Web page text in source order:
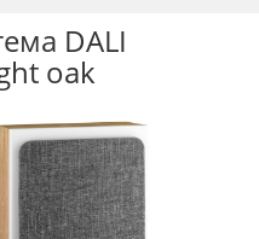
DALI
oak